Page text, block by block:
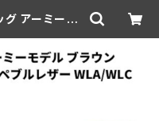
アーミーモ